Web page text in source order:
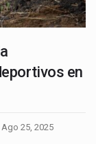
en
Ago 25, 2025